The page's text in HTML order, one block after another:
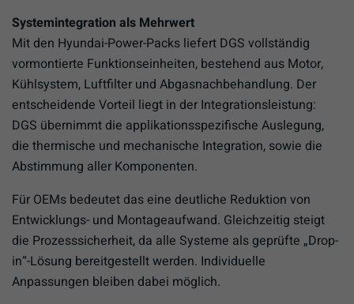
Systemintegration als Mehrwert
Mit den Hyundai-Power-Packs liefert DGS vollständig
vormontierte Funktionseinheiten, bestehend aus Motor,
Kühlsystem, Luftfilter und Abgasnachbehandlung. Der
entscheidende Vorteil liegt in der Integrationsleistung:
DGS übernimmt die applikationsspezifische Auslegung,
die thermische und mechanische Integration, sowie die
Abstimmung aller Komponenten.
Für OEMs bedeutet das eine deutliche Reduktion von
Entwicklungs- und Montageaufwand. Gleichzeitig steigt
die Prozesssicherheit, da alle Systeme als geprüfte „Drop-
in“-Lösung bereitgestellt werden. Individuelle
Anpassungen bleiben dabei möglich.